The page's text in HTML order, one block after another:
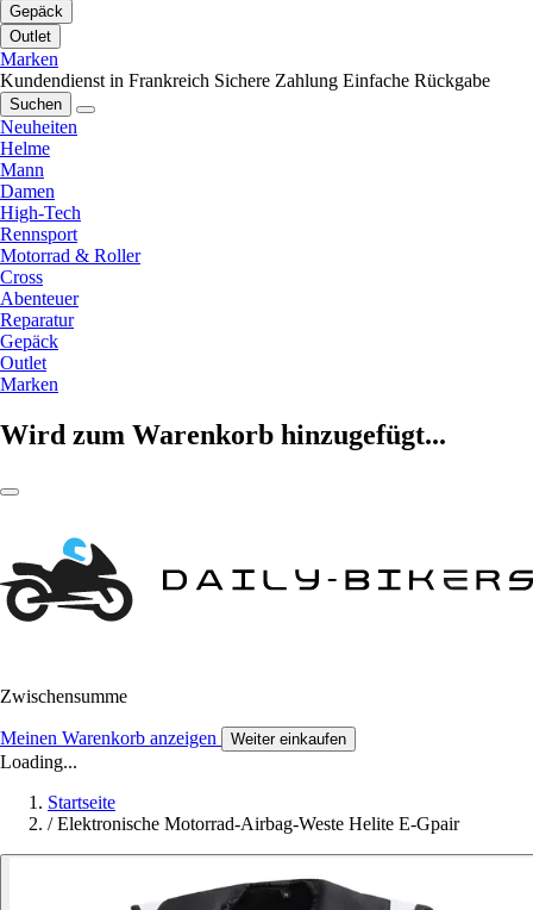
Gepäck
Outlet
Marken
Kundendienst in Frankreich Sichere Zahlung Einfache Rückgabe
Suchen
Neuheiten
Helme
Mann
Damen
High-Tech
Rennsport
Motorrad & Roller
Cross
Abenteuer
Reparatur
Gepäck
Outlet
Marken
Wird zum Warenkorb hinzugefügt...
Zwischensumme
Meinen Warenkorb anzeigen Weiter einkaufen
Loading...
Startseite
/ Elektronische Motorrad-Airbag-Weste Helite E-Gpair